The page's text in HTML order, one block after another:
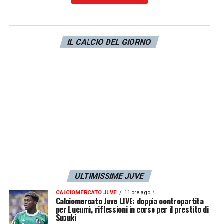
IL CALCIO DEL GIORNO
ULTIMISSIME JUVE
CALCIOMERCATO JUVE 11 ore ago
Calciomercato Juve LIVE: doppia contropartita
per Lucumì, riflessioni in corso per il prestito di
Suzuki